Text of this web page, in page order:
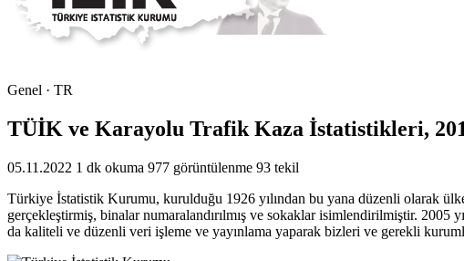
Genel · TR
TÜİK ve Karayolu Trafik Kaza İstatistikleri,
05.11.2022 1 dk okuma 977 görüntülenme 93 tekil
Türkiye İstatistik Kurumu, kurulduğu 1926 yılından bu yana düzenli olarak
gerçekleştirmiş, binalar numaralandırılmış ve sokaklar isimlendirilmiştir.
da kaliteli ve düzenli veri işleme ve yayınlama yaparak bizleri ve gerekli